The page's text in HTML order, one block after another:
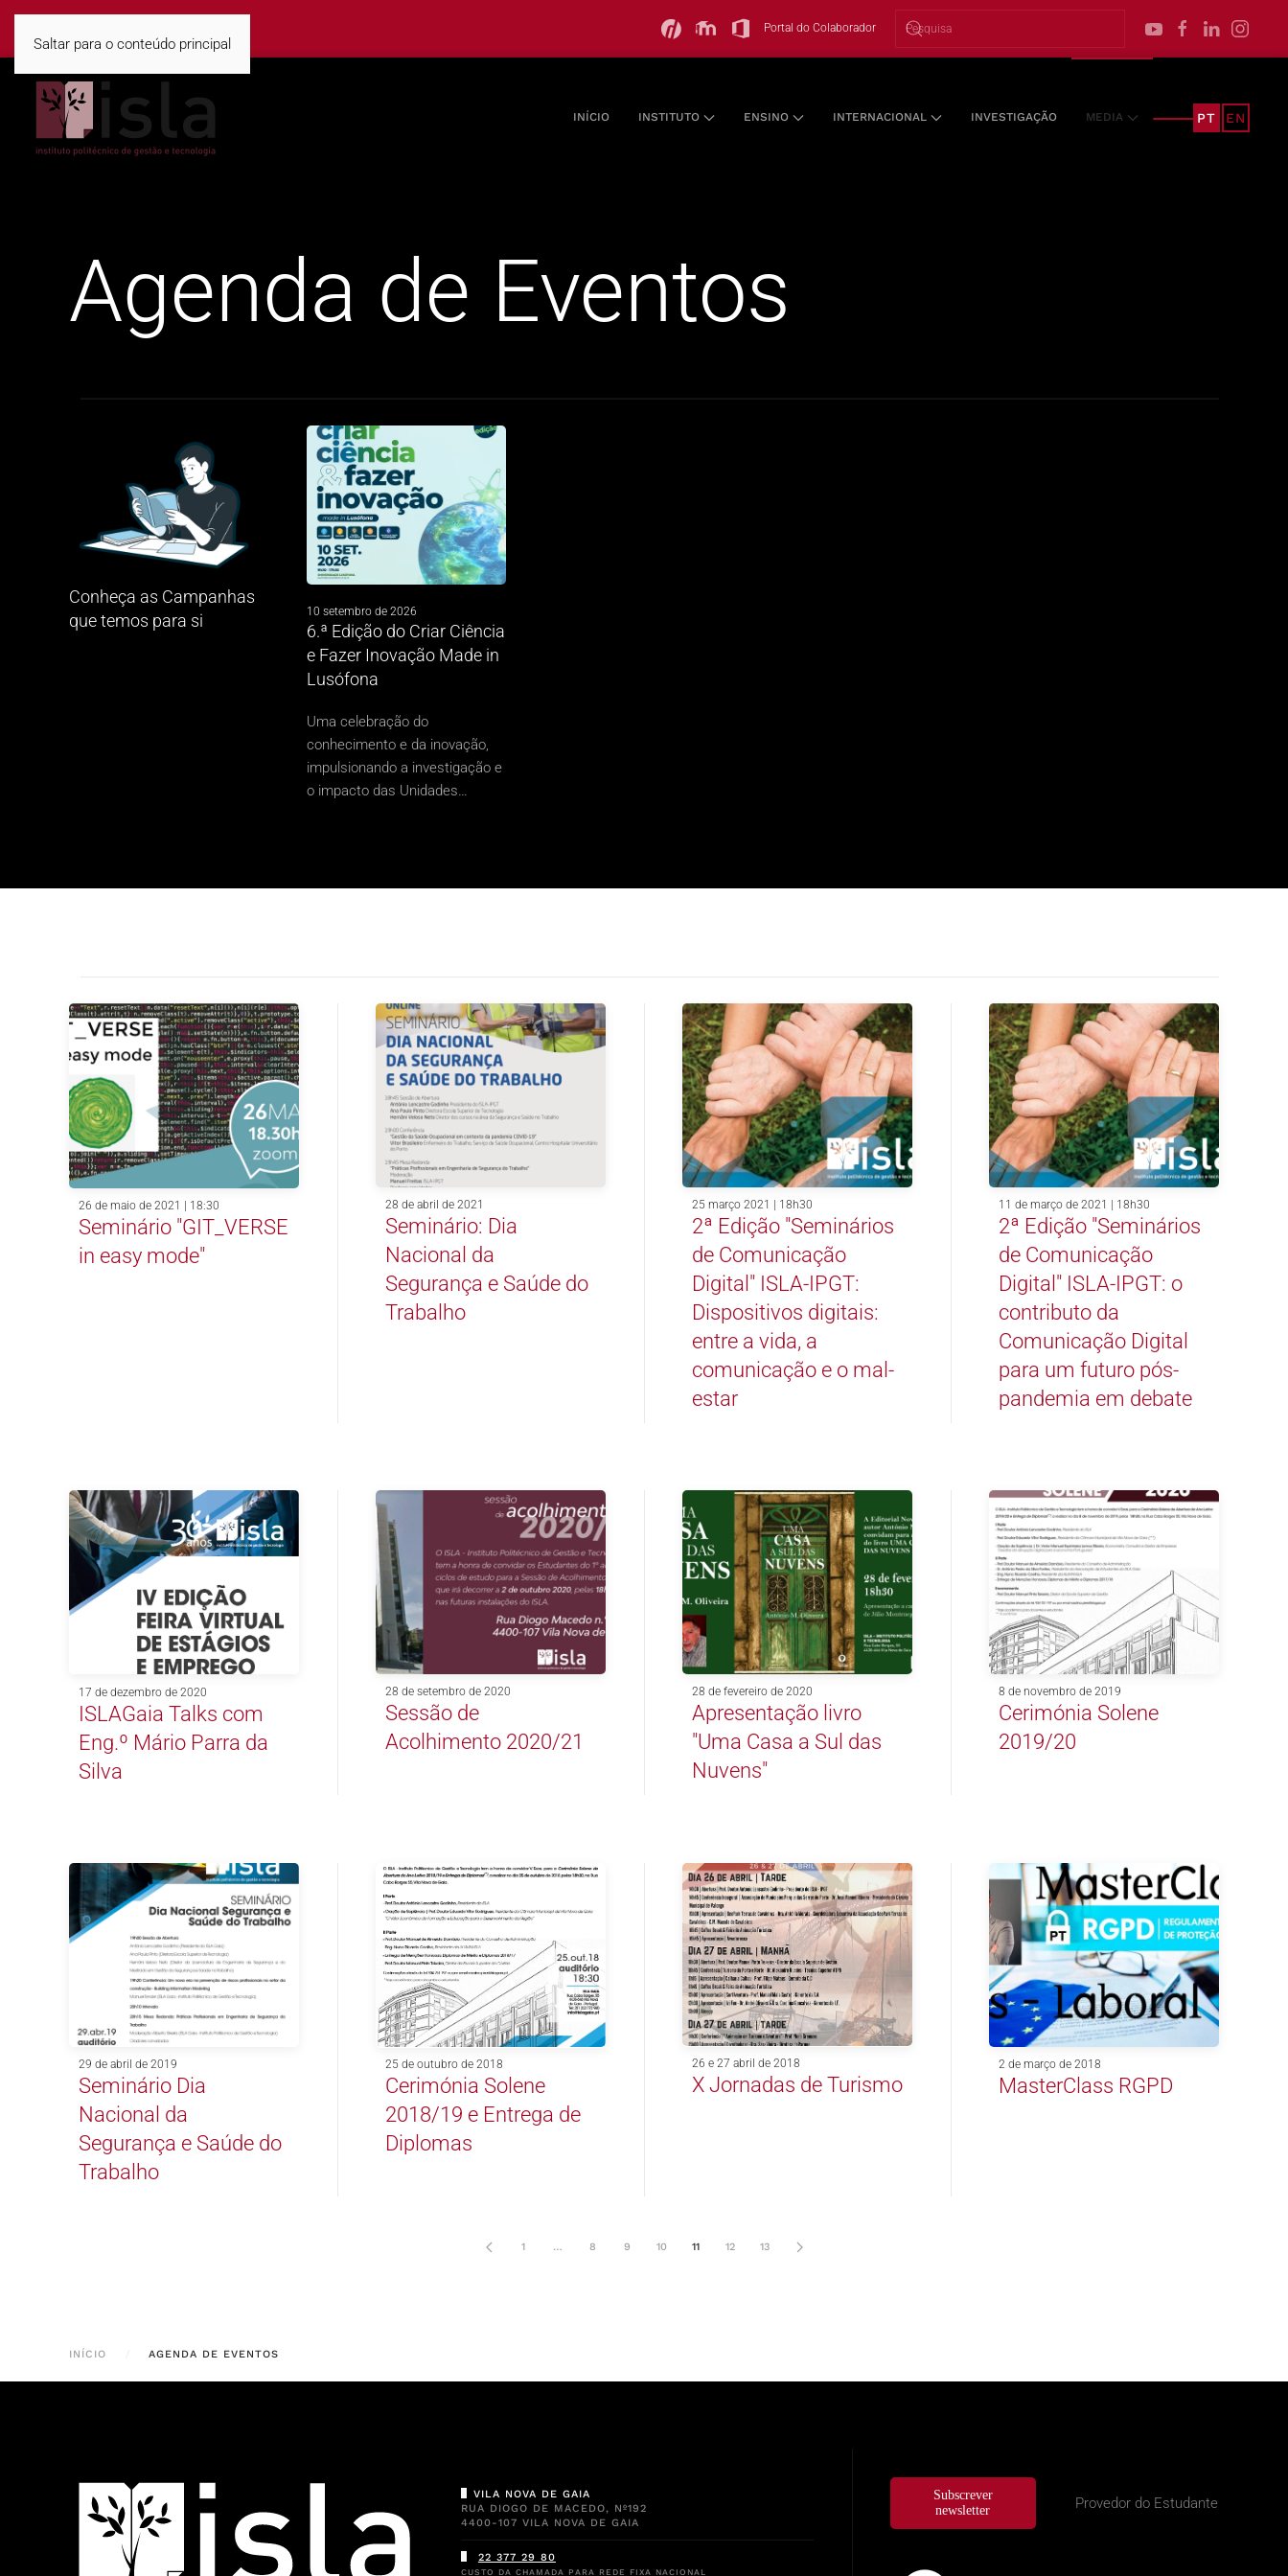
Saltar para o conteúdo principal
Portal do Colaborador
INÍCIO INSTITUTO ENSINO INTERNACIONAL INVESTIGAÇÃO MEDIA PT EN
Agenda de Eventos
Conheça as Campanhas
que temos para si
10 setembro de 2026
6.ª Edição do Criar Ciência
e Fazer Inovação Made in
Lusófona
Uma celebração do
conhecimento e da inovação,
impulsionando a investigação e
o impacto das Unidades…
26 de maio de 2021 | 18:30
Seminário "GIT_VERSE
in easy mode"
28 de abril de 2021
Seminário: Dia
Nacional da
Segurança e Saúde do
Trabalho
25 março 2021 | 18h30
2ª Edição "Seminários
de Comunicação
Digital" ISLA-IPGT:
Dispositivos digitais:
entre a vida, a
comunicação e o mal-
estar
11 de março de 2021 | 18h30
2ª Edição "Seminários
de Comunicação
Digital" ISLA-IPGT: o
contributo da
Comunicação Digital
para um futuro pós-
pandemia em debate
17 de dezembro de 2020
ISLAGaia Talks com
Eng.º Mário Parra da
Silva
28 de setembro de 2020
Sessão de
Acolhimento 2020/21
28 de fevereiro de 2020
Apresentação livro
"Uma Casa a Sul das
Nuvens"
8 de novembro de 2019
Cerimónia Solene
2019/20
29 de abril de 2019
Seminário Dia
Nacional da
Segurança e Saúde do
Trabalho
25 de outubro de 2018
Cerimónia Solene
2018/19 e Entrega de
Diplomas
26 e 27 abril de 2018
X Jornadas de Turismo
2 de março de 2018
MasterClass RGPD
1 … 8 9 10 11 12 13
INÍCIO AGENDA DE EVENTOS
VILA NOVA DE GAIA
RUA DIOGO DE MACEDO, Nº192
4400-107 VILA NOVA DE GAIA
22 377 29 80
CUSTO DA CHAMADA PARA REDE FIXA NACIONAL
Subscrever
newsletter
Provedor do Estudante